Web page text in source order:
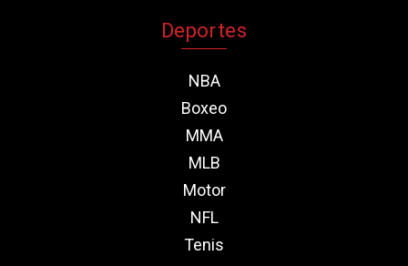
Deportes
NBA
Boxeo
MMA
MLB
Motor
NFL
Tenis